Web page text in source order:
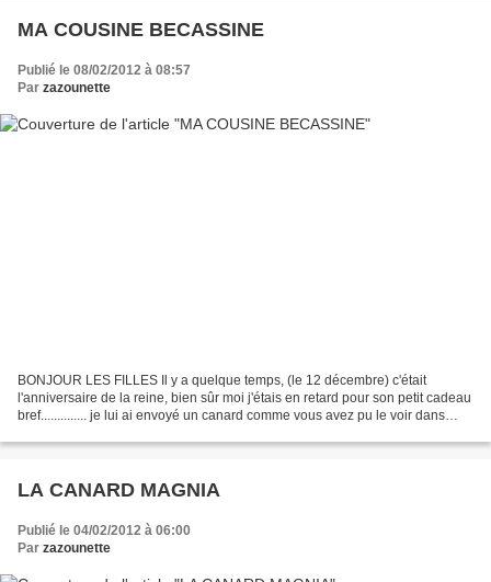
MA COUSINE BECASSINE
Publié le 08/02/2012 à 08:57
Par zazounette
BONJOUR LES FILLES Il y a quelque temps, (le 12 décembre) c'était
l'anniversaire de la reine, bien sûr moi j'étais en retard pour son petit cadeau
bref.............. je lui ai envoyé un canard comme vous avez pu le voir dans
LA CANARD MAGNIA
Publié le 04/02/2012 à 06:00
Par zazounette